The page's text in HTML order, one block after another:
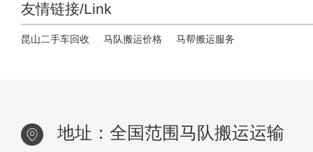
友情链接/Link
昆山二手车回收 马队搬运价格 马帮搬运服务
地址：全国范围马队搬运运输